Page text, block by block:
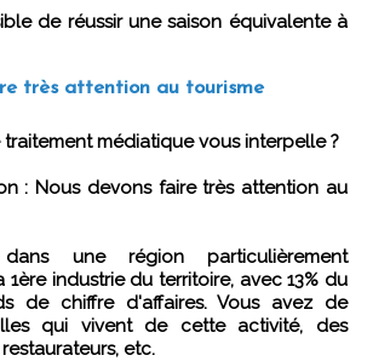
de réussir une saison équivalente à
très attention au tourisme
traitement médiatique vous interpelle ?
: Nous devons faire très attention au
une région particulièrement
1ère industrie du territoire, avec 13% du
de chiffre d'affaires. Vous avez de
qui vivent de cette activité, des
etc.